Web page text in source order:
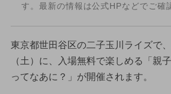
す。最新の情報は公式HPなどでご確
東京都世田谷区の二子玉川ライズで
（土）に、入場無料で楽しめる「親
ってなあに？」が開催されます。